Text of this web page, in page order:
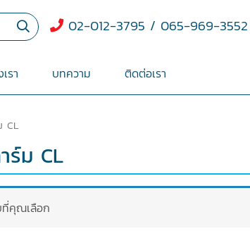
02-012-3795 / 065-969-3552
รา บทความ ติดต่อเรา
CL
ร์ม CL
คุณเลือก